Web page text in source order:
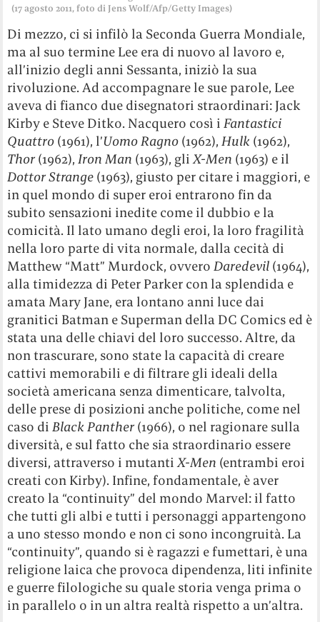
(17 agosto 2011, foto di Jens Wolf/Afp/Getty Images)
Di mezzo, ci si infilò la Seconda Guerra Mondiale,
ma al suo termine Lee era di nuovo al lavoro e,
all’inizio degli anni Sessanta, iniziò la sua
rivoluzione. Ad accompagnare le sue parole, Lee
aveva di fianco due disegnatori straordinari: Jack
Kirby e Steve Ditko. Nacquero così i Fantastici
Quattro (1961), l’Uomo Ragno (1962), Hulk (1962),
Thor (1962), Iron Man (1963), gli X-Men (1963) e il
Dottor Strange (1963), giusto per citare i maggiori, e
in quel mondo di super eroi entrarono fin da
subito sensazioni inedite come il dubbio e la
comicità. Il lato umano degli eroi, la loro fragilità
nella loro parte di vita normale, dalla cecità di
Matthew “Matt” Murdock, ovvero Daredevil (1964),
alla timidezza di Peter Parker con la splendida e
amata Mary Jane, era lontano anni luce dai
granitici Batman e Superman della DC Comics ed è
stata una delle chiavi del loro successo. Altre, da
non trascurare, sono state la capacità di creare
cattivi memorabili e di filtrare gli ideali della
società americana senza dimenticare, talvolta,
delle prese di posizioni anche politiche, come nel
caso di Black Panther (1966), o nel ragionare sulla
diversità, e sul fatto che sia straordinario essere
diversi, attraverso i mutanti X-Men (entrambi eroi
creati con Kirby). Infine, fondamentale, è aver
creato la “continuity” del mondo Marvel: il fatto
che tutti gli albi e tutti i personaggi appartengono
a uno stesso mondo e non ci sono incongruità. La
“continuity”, quando si è ragazzi e fumettari, è una
religione laica che provoca dipendenza, liti infinite
e guerre filologiche su quale storia venga prima o
in parallelo o in un altra realtà rispetto a un’altra.